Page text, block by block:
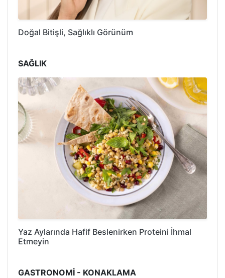
Doğal Bitişli, Sağlıklı Görünüm
SAĞLIK
Yaz Aylarında Hafif Beslenirken Proteini İhmal
Etmeyin
GASTRONOMİ - KONAKLAMA